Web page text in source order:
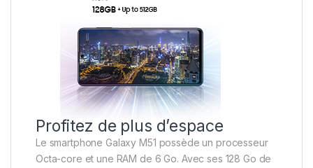
Profitez de plus d’espace
Le smartphone Galaxy M51 possède un processeur
Octa-core et une RAM de 6 Go. Avec ses 128 Go de